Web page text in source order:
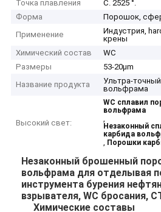
Точка плавления
C. 2525 °.
Форма
Порошок,
Применение
Индустрия,
крены
Химический состав
WC
Размеры
53-20μm
Название продукта
Ультра-
вольфрама
Высокий свет:
WC сплавил
вольфрама
,
Незаконный
карбида
, Порошки
Незаконный брошенный
вольфрама для отделывая
инструмента бурения
взрывателя, WC бросания,
Химические составы